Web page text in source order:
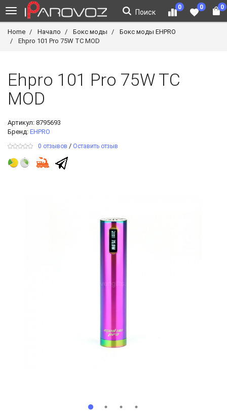
Поиск
0 0 0
Home Начало Бокс моды
Бокс моды EHPRO
Ehpro 101 Pro 75W TC MOD
Ehpro 101 Pro 75W TC
MOD
Артикул: 8795693
Бренд: EHPRO
0 отзывов / Оставить отзыв